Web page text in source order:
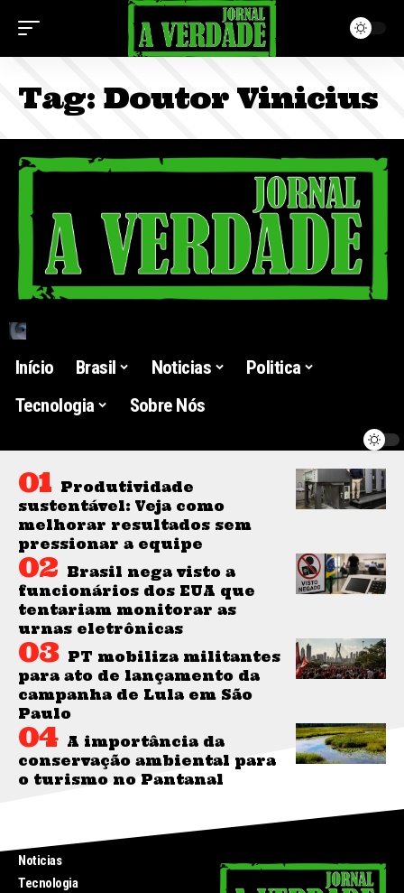
Tag: Doutor Vinicius
Início Brasil Noticias
Politica
Tecnologia
Sobre Nós
Produtividade
sustentável: Veja como
melhorar resultados sem
pressionar a equipe
Brasil nega visto a
funcionários dos EUA que
tentariam monitorar as
urnas eletrônicas
PT mobiliza militantes
para ato de lançamento da
campanha de Lula em São
Paulo
A importância da
conservação ambiental para
o turismo no Pantanal
Noticias
Tecnologia